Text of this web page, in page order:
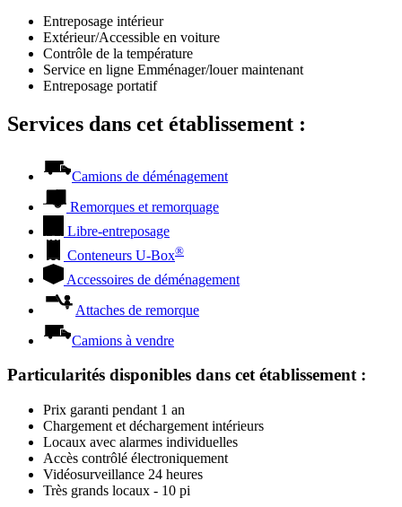
Entreposage intérieur
Extérieur/Accessible en voiture
Contrôle de la température
Service en ligne Emménager/louer maintenant
Entreposage portatif
Services dans cet établissement :
Camions de déménagement
Remorques et remorquage
Libre-entreposage
Conteneurs U-Box®
Accessoires de déménagement
Attaches de remorque
Camions à vendre
Particularités disponibles dans cet établissement :
Prix garanti pendant 1 an
Chargement et déchargement intérieurs
Locaux avec alarmes individuelles
Accès contrôlé électroniquement
Vidéosurveillance 24 heures
Très grands locaux - 10 pi